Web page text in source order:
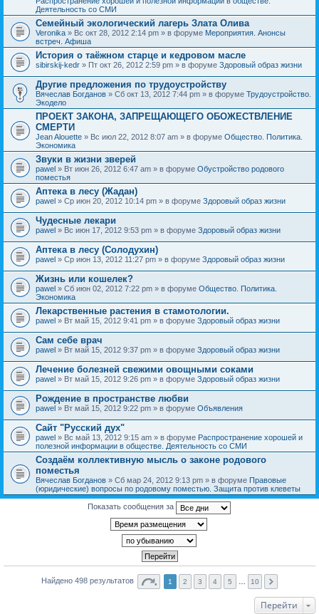
Деятельность со СМИ
Семейный экологический лагерь Злата Олива
Veronika » Вс окт 28, 2012 2:14 pm » в форуме Мероприятия. Анонсы
встреч. Афиша
История о таёжном старце и кедровом масле
sibirskij-kedr » Пт окт 26, 2012 2:59 pm » в форуме Здоровый образ жизни
Другие предложения по трудоустройству
Вячеслав Богданов » Сб окт 13, 2012 7:44 pm » в форуме Трудоустройство.
Экодело
ПРОЕКТ ЗАКОНА, ЗАПРЕЩАЮЩЕГО ОБОЖЕСТВЛЕНИЕ
СМЕРТИ
Jean Alouette » Вс июл 22, 2012 8:07 am » в форуме Общество. Политика.
Экономика
Звуки в жизни зверей
pawel » Вт июн 26, 2012 6:47 am » в форуме Обустройство родового
поместья
Аптека в лесу (Жадан)
pawel » Ср июн 20, 2012 10:14 pm » в форуме Здоровый образ жизни
Чудесные лекари
pawel » Вс июн 17, 2012 9:53 pm » в форуме Здоровый образ жизни
Аптека в лесу (Солодухин)
pawel » Ср июн 13, 2012 11:27 pm » в форуме Здоровый образ жизни
Жизнь или кошелек?
pawel » Сб июн 02, 2012 7:22 pm » в форуме Общество. Политика.
Экономика
Лекарственные растения в стамотологии.
pawel » Вт май 15, 2012 9:41 pm » в форуме Здоровый образ жизни
Сам себе врач
pawel » Вт май 15, 2012 9:37 pm » в форуме Здоровый образ жизни
Лечение болезней свежими овощными соками
pawel » Вт май 15, 2012 9:26 pm » в форуме Здоровый образ жизни
Рождение в пространстве любви
pawel » Вт май 15, 2012 9:22 pm » в форуме Объявления
Сайт "Русский дух"
pawel » Вс май 13, 2012 9:15 am » в форуме Распространение хорошей и
полезной информации в обществе. Деятельность со СМИ
Создаём коллективную мысль о законе родового
поместья
Вячеслав Богданов » Сб мар 24, 2012 9:13 pm » в форуме Правовые
(юридические) вопросы по родовому поместью. Защита против клеветы
Показать сообщения за
Найдено 498 результатов 1 2 3 4 5 10
Перейти